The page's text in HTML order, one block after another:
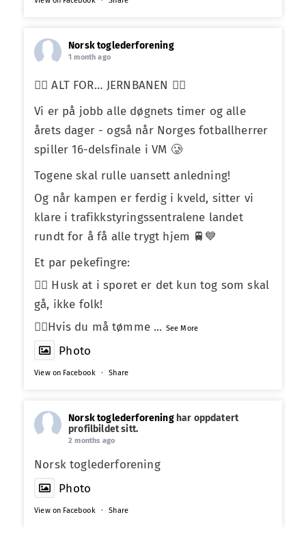
Norsk toglederforening
1 month ago
❤️‍🔥 ALT FOR… JERNBANEN ❤️‍🔥
Vi er på jobb alle døgnets timer og alle
årets dager - også når Norges fotballherrer
spiller 16-delsfinale i VM 🥲
Togene skal rulle uansett anledning!
Og når kampen er ferdig i kveld, sitter vi
klare i trafikkstyringssentralene landet
rundt for å få alle trygt hjem 🚆💙
Et par pekefingre:
☝🏼 Husk at i sporet er det kun tog som skal
gå, ikke folk!
☝🏼Hvis du må tømme ... See More
Photo
View on Facebook · Share
Norsk toglederforening har oppdatert
profilbildet sitt.
2 months ago
Norsk toglederforening
Photo
View on Facebook · Share